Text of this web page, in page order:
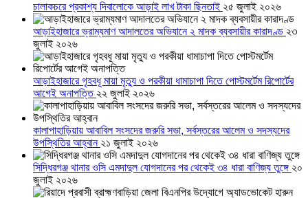
চালাকচরে প্রকাশ্য দিবালোকে আড়াই লাখ টাকা ছিনতাই ২৫ জুলাই ২০২৬
আড়াইহাজারে ভ্রাম্যমাণ আদালতের অভিযানে ২ মাদক ব্যবসায়ীর কারাদণ্ড ২৩
জুলাই ২০২৬
আড়াইহাজারে গৃহবধূ মায়া মৃত্যু ও পরকীয়া ধামাচাপা দিতে পোস্টমর্টেম রিপোর্টের
আগেই অনাপত্তি ২২ জুলাই ২০২৬
কালাপাহাড়িয়ায় আবাবিল সংসদের জরুরি সভা, সর্বস্তরের আলেম ও সদস্যদের
উপস্থিতির আহ্বান ২১ জুলাই ২০২৬
সিদ্ধিরগঞ্জ থানার ওসি এমদাদুল যোগদানের পর থেকেই ৩৪ ধারা বাণিজ্য তুঙ্গে ২০
জুলাই ২০২৬